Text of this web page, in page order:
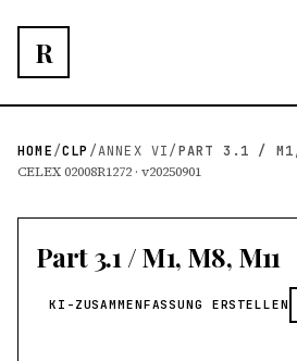
R
HOME/CLP /ANNEX VI/PART 3.1 /
CELEX 02008R1272 · v20250901
Part 3.1 / M1, M8, M11
KI-ZUSAMMENFASSUNG ERSTELLEN